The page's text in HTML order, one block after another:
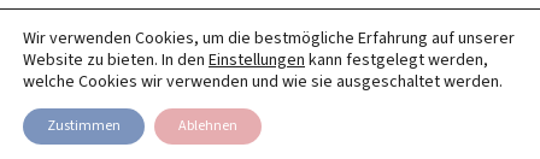
IMPRESSUM
DATENSCHUTZ
TRANSPARENZ
Wir verwenden Cookies, um die bestmögliche Erfahrung auf unserer
Website zu bieten. In den Einstellungenkann festgelegt werden,
welche Cookies wir verwenden und wie sie ausgeschaltet werden.
Zustimmen Ablehnen